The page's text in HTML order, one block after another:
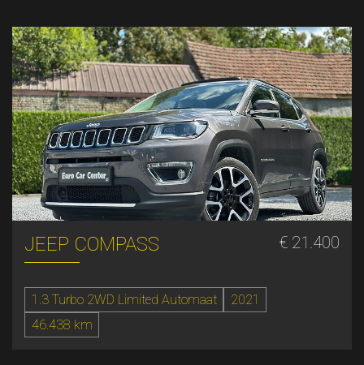
JEEP COMPASS € 21.400
1.3 Turbo 2WD Limited Automaat
2021
46.438 km